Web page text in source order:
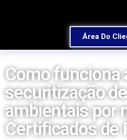
Área Do
Como funciona
securitização
ambientais por
Certificados de